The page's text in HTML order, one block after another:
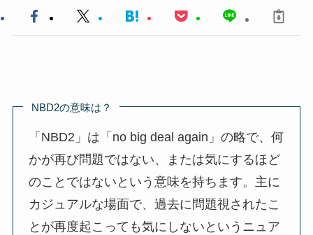
NBD2の意味は？
「NBD2」は「no big deal again」の略で、何
かが再び問題ではない、または気にするほど
のことではないという意味を持ちます。主に
カジュアルな場面で、過去に問題視されたこ
とが再度起こっても気にしないというニュア